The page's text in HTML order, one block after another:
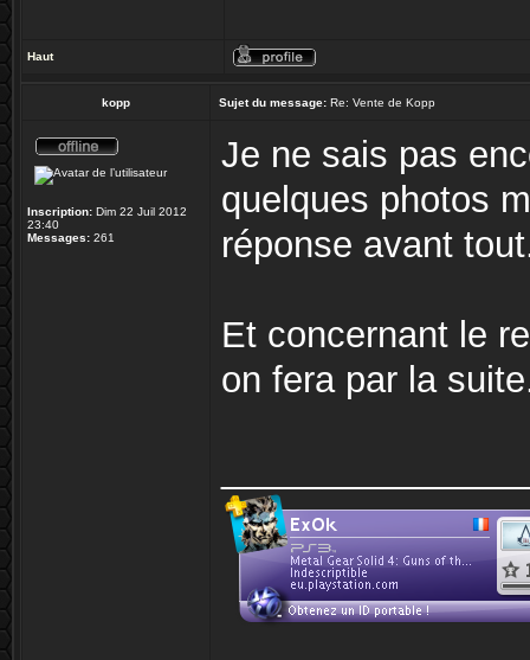
Haut
kopp Sujet du message: Re: Vente de Kopp
Inscription: Dim 22 Juil 2012
23:40
Messages: 261
Je ne sais pas
quelques photos
réponse avant
Et concernant le
on fera par la